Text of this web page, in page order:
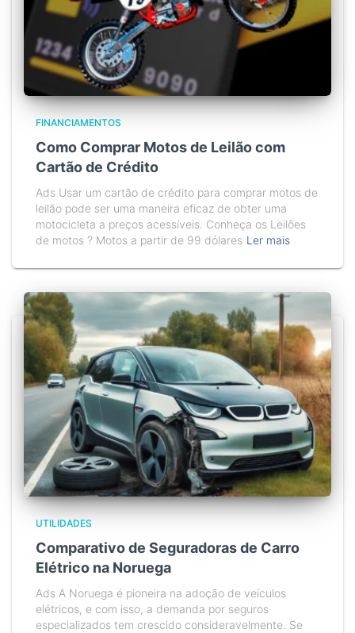
FINANCIAMENTOS
Como Comprar Motos de Leilão com
Cartão de Crédito
Ads Usar um cartão de crédito para comprar motos de
leilão pode ser uma maneira eficaz de obter uma
motocicleta a preços acessíveis. Conheça os Leilões
de motos ? Motos a partir de 99 dólares Ler mais
UTILIDADES
Comparativo de Seguradoras de Carro
Elétrico na Noruega
Ads A Noruega é pioneira na adoção de veículos
elétricos, e com isso, a demanda por seguros
especializados tem crescido consideravelmente. Se